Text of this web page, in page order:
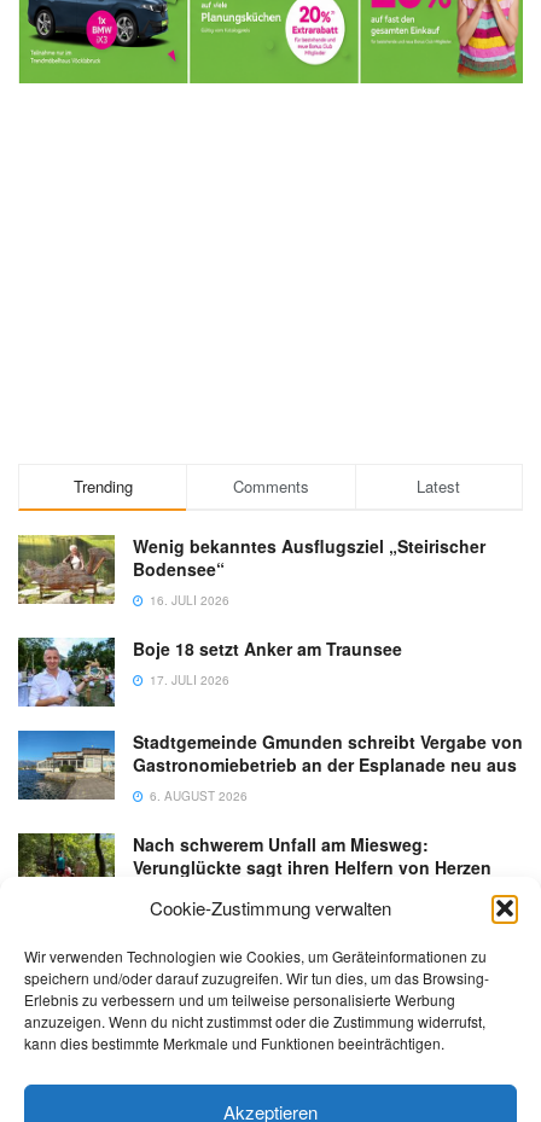
Cookie-Zustimmung verwalten
Wir verwenden Technologien wie Cookies, um Geräteinformationen zu
speichern und/oder darauf zuzugreifen. Wir tun dies, um das Browsing-
Erlebnis zu verbessern und um teilweise personalisierte Werbung
anzuzeigen. Wenn du nicht zustimmst oder die Zustimmung widerrufst,
kann dies bestimmte Merkmale und Funktionen beeinträchtigen.
Akzeptieren
Trending Comments Latest
Wenig bekanntes Ausflugsziel „Steirischer
Bodensee“
16. JULI 2026
Boje 18 setzt Anker am Traunsee
17. JULI 2026
Stadtgemeinde Gmunden schreibt Vergabe von
Gastronomiebetrieb an der Esplanade neu aus
6. AUGUST 2026
Nach schwerem Unfall am Miesweg:
Verunglückte sagt ihren Helfern von Herzen